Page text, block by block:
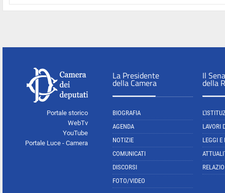
Portale storico
WebTv
YouTube
Portale Luce - Camera
La Presidente
della Camera
BIOGRAFIA
AGENDA
NOTIZIE
COMUNICATI
DISCORSI
FOTO/VIDEO
Il
della
LAVORI
LEGGI E